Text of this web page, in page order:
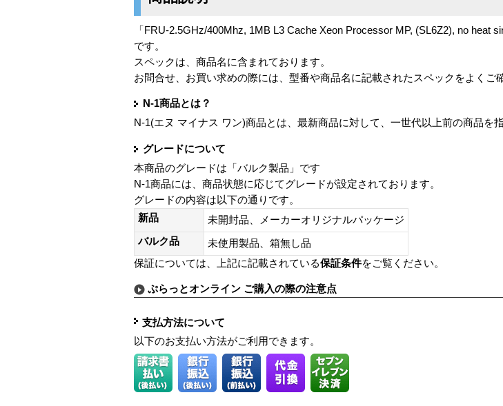
「FRU-2.5GHz/400Mhz, 1MB L3 Cache Xeon Processor MP, (SL6Z2), no heat
です。
スペックは、商品名に含まれております。
お問合せ、お買い求めの際には、型番や商品名に記載されたスペックをよくご
N-1商品とは？
N-1(エヌ マイナス ワン)商品とは、最新商品に対して、一世代以上前の商品を指
グレードについて
本商品のグレードは「バルク製品」です
N-1商品には、商品状態に応じてグレードが設定されております。
グレードの内容は以下の通りです。
新品
未開封品、メーカーオリジナルパッケージ
バルク品
未使用製品、箱無し品
保証については、上記に記載されている保証条件をご覧ください。
ぷらっとオンライン ご購入の際の注意点
支払方法について
以下のお支払い方法がご利用できます。